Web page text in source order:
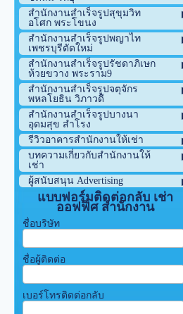
สำนักงานสำเร็จรูปสุขุมวิท
อโศก พระโขนง
สำนักงานสำเร็จรูปพญาไท
เพชรบุรีตัดใหม่
สำนักงานสำเร็จรูปรัชดาภิเษก
ห้วยขวาง พระราม9
สำนักงานสำเร็จรูปจตุจักร
พหลโยธิน วิภาวดี
สำนักงานสำเร็จรูปบางนา
อุดมสุข สำโรง
รีวิวอาคารสำนักงานให้เช่า
บทความเกี่ยวกับสำนักงานให้
เช่า
ผู้สนับสนุน Advertising
แบบฟอร์มติดต่อกลับ เช่า
ออฟฟิศ สำนักงาน
ชื่อบริษัท
ชื่อผู้ติดต่อ
เบอร์โทรติดต่อกลับ